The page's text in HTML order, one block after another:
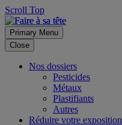
Scroll Top
Primary Menu
Close
Nos dossiers
Pesticides
Métaux
Plastifiants
Autres
Réduire votre exposition